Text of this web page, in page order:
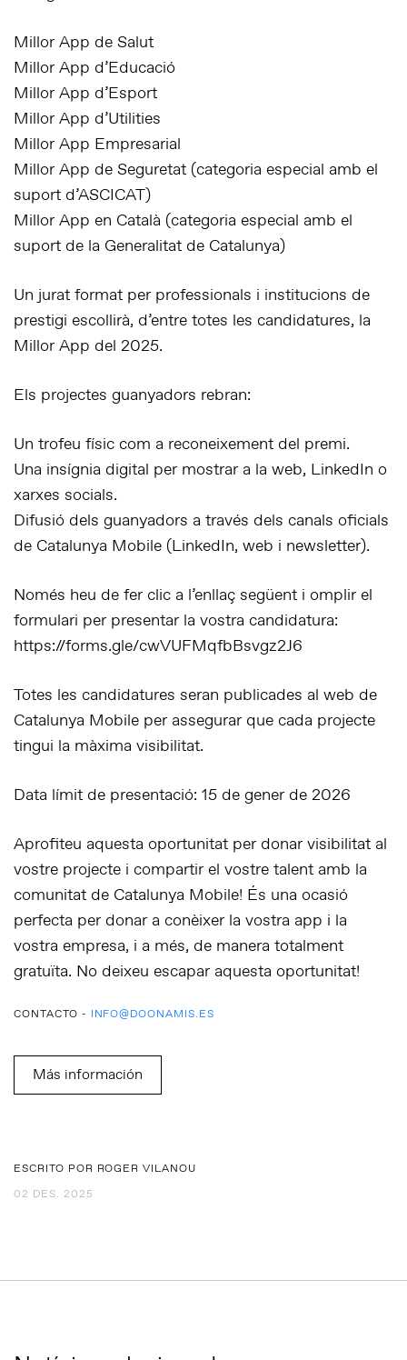
Millor App de Salut
Millor App d’Educació
Millor App d’Esport
Millor App d’Utilities
Millor App Empresarial
Millor App de Seguretat (categoria especial amb el
suport d’ASCICAT)
Millor App en Català (categoria especial amb el
suport de la Generalitat de Catalunya)
Un jurat format per professionals i institucions de
prestigi escollirà, d’entre totes les candidatures, la
Millor App del 2025.
Els projectes guanyadors rebran:
Un trofeu físic com a reconeixement del premi.
Una insígnia digital per mostrar a la web, LinkedIn o
xarxes socials.
Difusió dels guanyadors a través dels canals oficials
de Catalunya Mobile (LinkedIn, web i newsletter).
Només heu de fer clic a l’enllaç següent i omplir el
formulari per presentar la vostra candidatura:
https://forms.gle/cwVUFMqfbBsvgz2J6
Totes les candidatures seran publicades al web de
Catalunya Mobile per assegurar que cada projecte
tingui la màxima visibilitat.
Data límit de presentació: 15 de gener de 2026
Aprofiteu aquesta oportunitat per donar visibilitat al
vostre projecte i compartir el vostre talent amb la
comunitat de Catalunya Mobile! És una ocasió
perfecta per donar a conèixer la vostra app i la
vostra empresa, i a més, de manera totalment
gratuïta. No deixeu escapar aquesta oportunitat!
CONTACTO - INFO@DOONAMIS.ES
Más información
ESCRITO POR ROGER VILANOU
02 DES. 2025